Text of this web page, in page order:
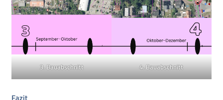
3. Bauabschnitt 4. Bauabschnitt
Fazit